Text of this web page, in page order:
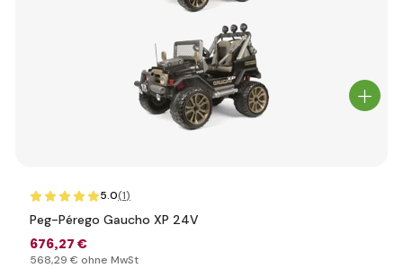
5.0(1)
Peg-Pérego Gaucho XP 24V
676,27 €
568,29 € ohne MwSt